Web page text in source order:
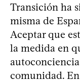
Transición ha
misma de
Aceptar que
la medida en
comunidad.